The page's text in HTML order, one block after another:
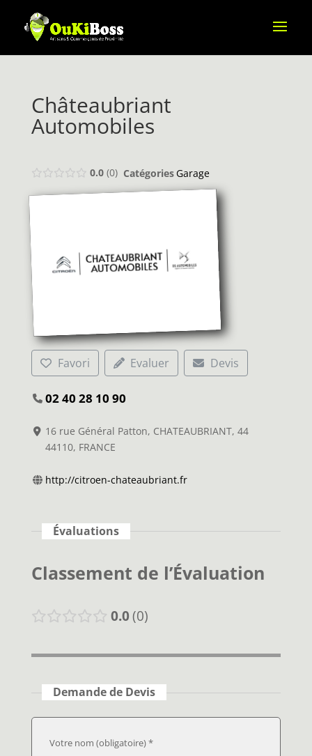
Châteaubriant
Automobiles
0.0 0 Catégories Garage
Favori Evaluer Devis
02 40 28 10 90
16 rue Général Patton, CHATEAUBRIANT, 44
44110, FRANCE
http://citroen-chateaubriant.fr
Évaluations
Classement de l’Évaluation
0.0 0
Demande de Devis
Votre nom (obligatoire) *